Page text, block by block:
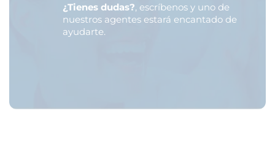
¿Tienes dudas?, escríbenos y uno de
nuestros agentes estará encantado de
ayudarte.